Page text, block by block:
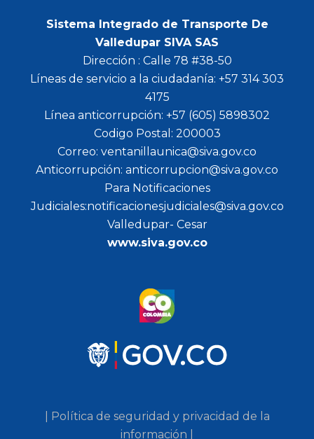
Sistema Integrado de Transporte De
Valledupar SIVA SAS
Dirección : Calle 78 #38-50
Líneas de servicio a la ciudadanía: +57 314 303
4175
Línea anticorrupción: +57 (605) 5898302
Codigo Postal: 200003
Correo: ventanillaunica@siva.gov.co
Anticorrupción: anticorrupcion@siva.gov.co
Para Notificaciones
Judiciales:notificacionesjudiciales@siva.gov.co
Valledupar- Cesar
www.siva.gov.co
| Política de seguridad y privacidad de la
información |